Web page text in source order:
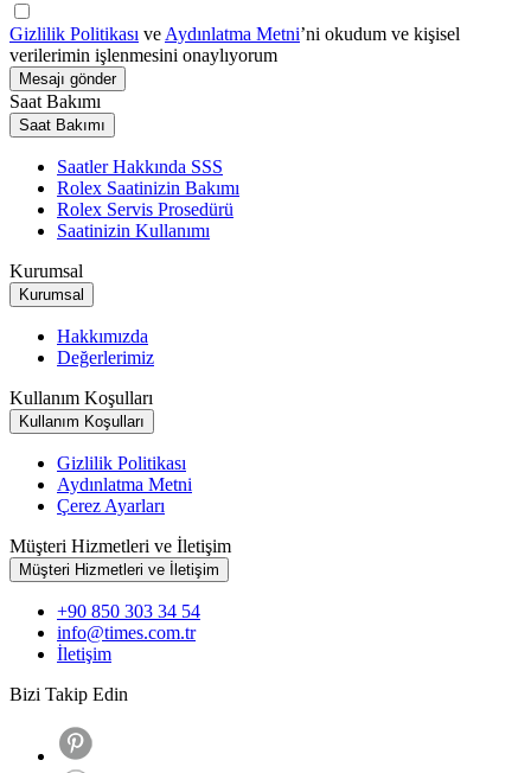
Gizlilik Politikası ve Aydınlatma Metni’ni okudum ve kişisel
verilerimin işlenmesini onaylıyorum
Mesajı gönder
Saat Bakımı
Saat Bakımı
Saatler Hakkında SSS
Rolex Saatinizin Bakımı
Rolex Servis Prosedürü
Saatinizin Kullanımı
Kurumsal
Kurumsal
Hakkımızda
Değerlerimiz
Kullanım Koşulları
Kullanım Koşulları
Gizlilik Politikası
Aydınlatma Metni
Çerez Ayarları
Müşteri Hizmetleri ve İletişim
Müşteri Hizmetleri ve İletişim
+90 850 303 34 54
info@times.com.tr
İletişim
Bizi Takip Edin